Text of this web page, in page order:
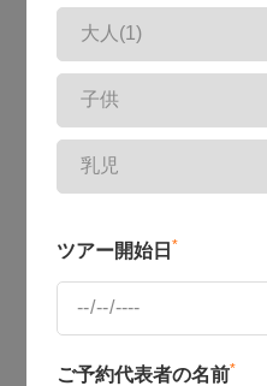
ツアー開始日 *
ご予約代表者の名前*